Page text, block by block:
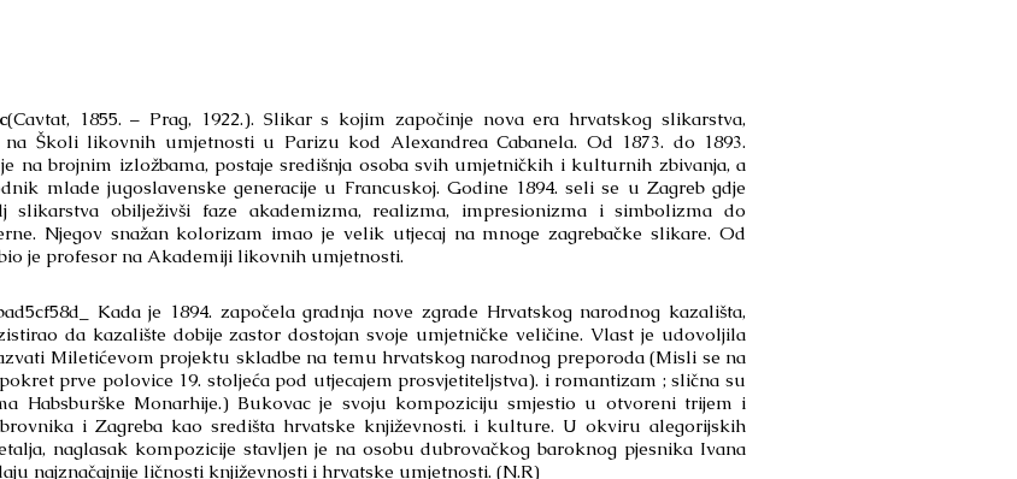
(Cavtat, 1855. – Prag, 1922.). Slikar s kojim započinje nova era hrvatskog slikarstva,
na Školi likovnih umjetnosti u Parizu kod Alexandrea Cabanela. Od 1873. do 1893.
na brojnim izložbama, postaje središnja osoba svih umjetničkih i kulturnih zbivanja, a
mlade jugoslavenske generacije u Francuskoj. Godine 1894. seli se u Zagreb gdje
slikarstva obilježivši faze akademizma, realizma, impresionizma i simbolizma do
Njegov snažan kolorizam imao je velik utjecaj na mnoge zagrebačke slikare. Od
je profesor na Akademiji likovnih umjetnosti.
Kada je 1894. započela gradnja nove zgrade Hrvatskog narodnog kazališta,
da kazalište dobije zastor dostojan svoje umjetničke veličine. Vlast je udovoljila
Miletićevom projektu skladbe na temu hrvatskog narodnog preporoda (Misli se na
prve polovice 19. stoljeća pod utjecajem prosvjetiteljstva). i romantizam ; slična su
Habsburške Monarhije.) Bukovac je svoju kompoziciju smjestio u otvoreni trijem i
i Zagreba kao središta hrvatske književnosti. i kulture. U okviru alegorijskih
naglasak kompozicije stavljen je na osobu dubrovačkog baroknog pjesnika Ivana
najznačajnije ličnosti književnosti i hrvatske umjetnosti. (N.R)